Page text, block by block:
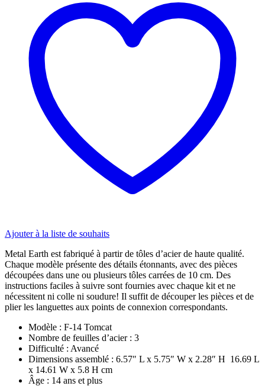
Ajouter à la liste de souhaits
Metal Earth est fabriqué à partir de tôles d’acier de haute qualité.
Chaque modèle présente des détails étonnants, avec des pièces
découpées dans une ou plusieurs tôles carrées de 10 cm. Des
instructions faciles à suivre sont fournies avec chaque kit et ne
nécessitent ni colle ni soudure! Il suffit de découper les pièces et de
plier les languettes aux points de connexion correspondants.
Modèle : F-14 Tomcat
Nombre de feuilles d’acier : 3
Difficulté : Avancé
Dimensions assemblé : 6.57″ L x 5.75″ W x 2.28″ H 16.69 L
x 14.61 W x 5.8 H cm
Âge : 14 ans et plus